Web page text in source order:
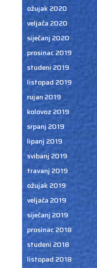
ožujak 2020
veljača 2020
siječanj 2020
prosinac 2019
studeni 2019
listopad 2019
rujan 2019
kolovoz 2019
srpanj 2019
lipanj 2019
svibanj 2019
travanj 2019
ožujak 2019
veljača 2019
siječanj 2019
prosinac 2018
studeni 2018
listopad 2018